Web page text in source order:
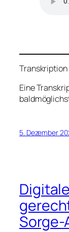
Transkription
Eine
5. Dezember